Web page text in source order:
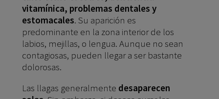
vitamínica, problemas dentales y
estomacales. Su aparición es
predominante en la zona interior de los
labios, mejillas, o lengua. Aunque no sean
contagiosas, pueden llegar a ser bastante
dolorosas.
Las llagas generalmente desaparecen